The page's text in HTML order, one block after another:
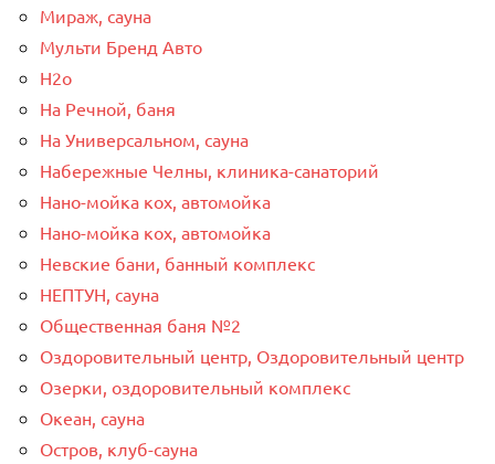
Мираж, сауна
Мульти Бренд Авто
Н2о
На Речной, баня
На Универсальном, сауна
Набережные Челны, клиника-санаторий
Нано-мойка кох, автомойка
Нано-мойка кох, автомойка
Невские бани, банный комплекс
НЕПТУН, сауна
Общественная баня №2
Оздоровительный центр, Оздоровительный центр
Озерки, оздоровительный комплекс
Океан, сауна
Остров, клуб-сауна